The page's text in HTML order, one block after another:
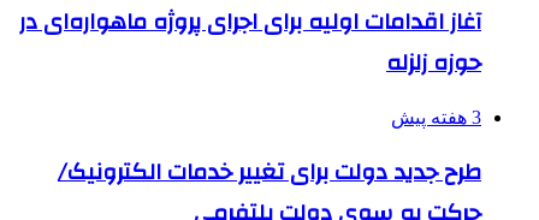
آغاز اقدامات اولیه برای اجرای پروژه ماهواره‌ای در
حوزه زلزله
3 هفته پیش
طرح جدید دولت برای تغییر خدمات الکترونیک/